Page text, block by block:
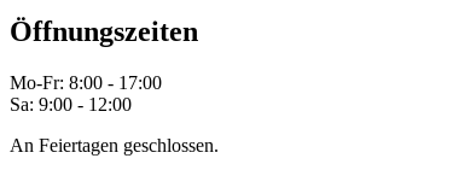
Öffnungszeiten
Mo-Fr: 8:00 - 17:00
Sa: 9:00 - 12:00
An Feiertagen geschlossen.